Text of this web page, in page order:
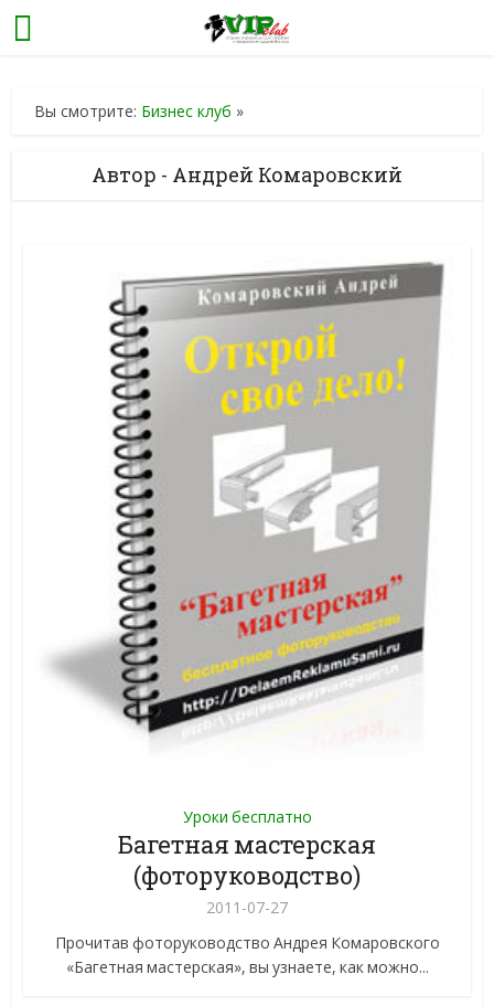
Вы смотрите: Бизнес клуб »
Автор - Андрей Комаровский
Уроки бесплатно
Багетная мастерская
(фоторуководство)
2011-07-27
Прочитав фоторуководство Андрея Комаровского
«Багетная мастерская», вы узнаете, как можно...